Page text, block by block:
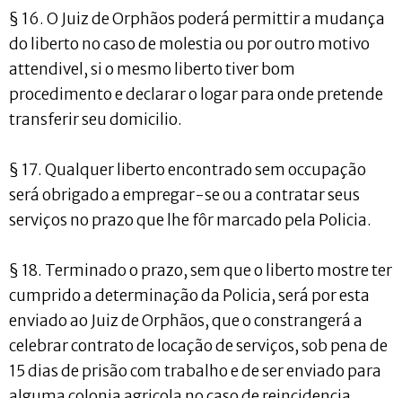
§ 16. O Juiz de Orphãos poderá permittir a mudança
do liberto no caso de molestia ou por outro motivo
attendivel, si o mesmo liberto tiver bom
procedimento e declarar o logar para onde pretende
transferir seu domicilio.
§ 17. Qualquer liberto encontrado sem occupação
será obrigado a empregar-se ou a contratar seus
serviços no prazo que lhe fôr marcado pela Policia.
§ 18. Terminado o prazo, sem que o liberto mostre ter
cumprido a determinação da Policia, será por esta
enviado ao Juiz de Orphãos, que o constrangerá a
celebrar contrato de locação de serviços, sob pena de
15 dias de prisão com trabalho e de ser enviado para